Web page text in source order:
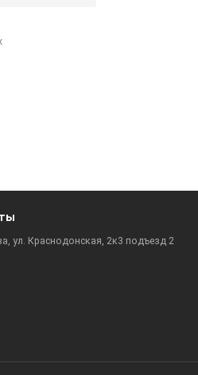
ул. Краснодонская, 2к3 подъезд 2